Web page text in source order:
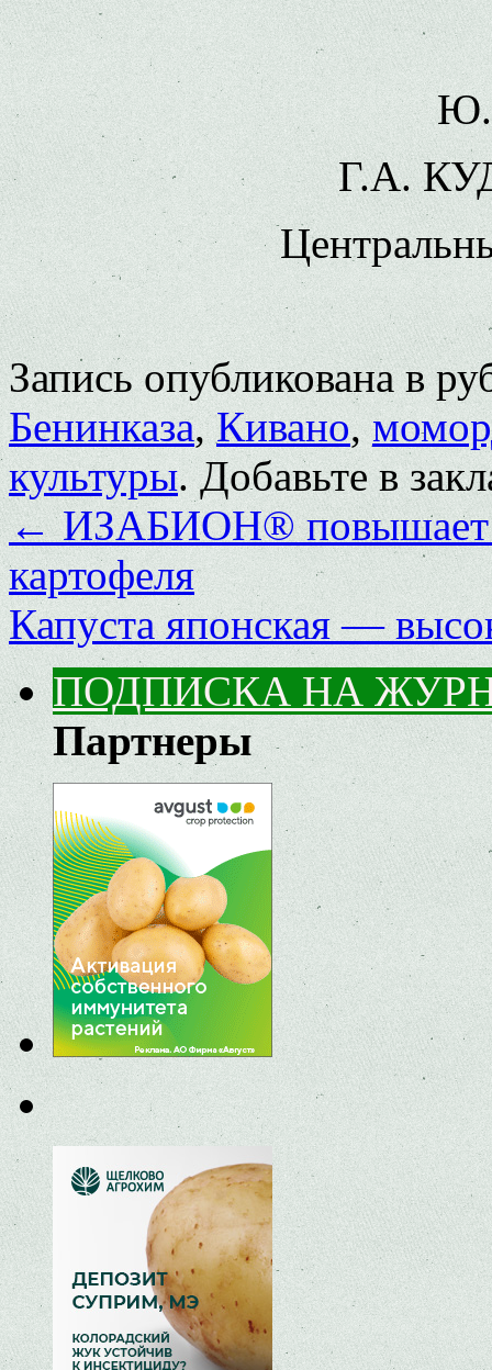
Г.А.
Запись опубликована в
Бенинказа,Кивано,
культуры. Добавьте в
←ИЗАБИОН® повышает
картофеля
Капуста японская —
ПОДПИСКА НА
Партнеры